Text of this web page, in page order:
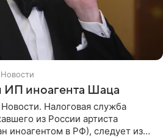
ИП иноагента Шаца
Налоговая служба
из России артиста
иноагентом в РФ), следует из